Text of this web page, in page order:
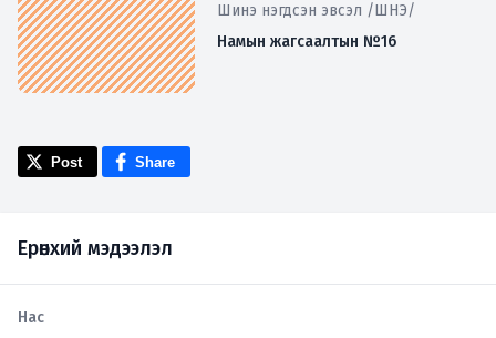
Шинэ нэгдсэн эвсэл /ШНЭ/
Намын жагсаалтын №16
Post Share
Ерөнхий мэдээлэл
Нас